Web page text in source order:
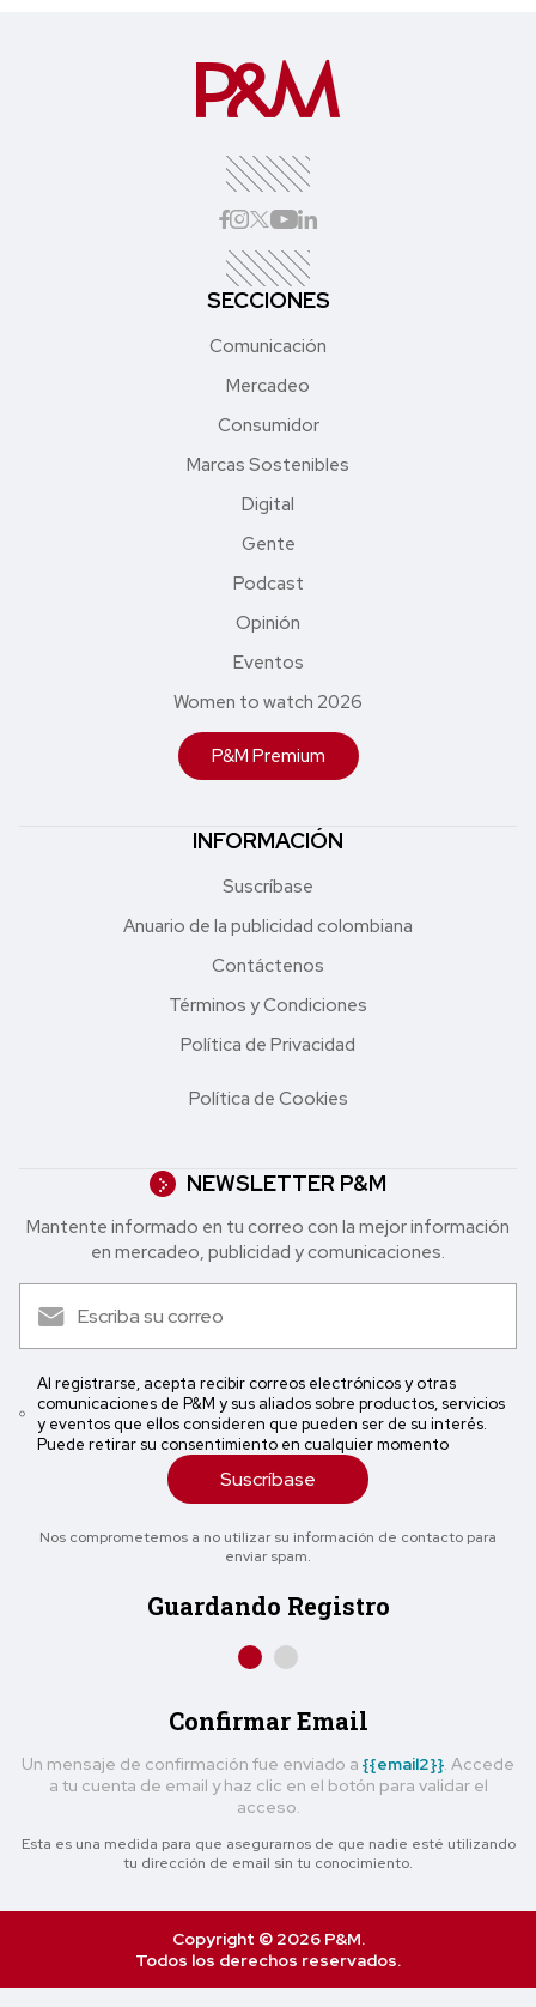
SECCIONES
Comunicación
Mercadeo
Consumidor
Marcas Sostenibles
Digital
Gente
Podcast
Opinión
Eventos
Women to watch 2026
P&M Premium
INFORMACIÓN
Suscríbase
Anuario de la publicidad colombiana
Contáctenos
Términos y Condiciones
Política de Privacidad
Política de Cookies
NEWSLETTER P&M
Mantente informado en tu correo con la mejor in formación
en mercadeo, publicidad y comunicaciones.
Al registrarse, acepta recibir correos electrónicos y otras
comunicaciones de P&M y sus aliados sobre productos, servicios
y eventos que ellos consideren que pueden ser de su interés.
Puede retirar su consentimiento en cualquier momento
Suscríbase
Nos comprometemos a no utilizar su información de contacto para
enviar spam.
Guardando Registro
Confirmar Email
Un mensaje de confirmación fue enviado a {{email2}} . Accede
a tu cuenta de email y haz clic en el botón para validar el
acceso.
Esta es una medida para que asegurarnos de que nadie esté utilizando
tu dirección de email sin tu conocimiento.
Copyright © 2026 P&M.
Todos los derechos reservados.